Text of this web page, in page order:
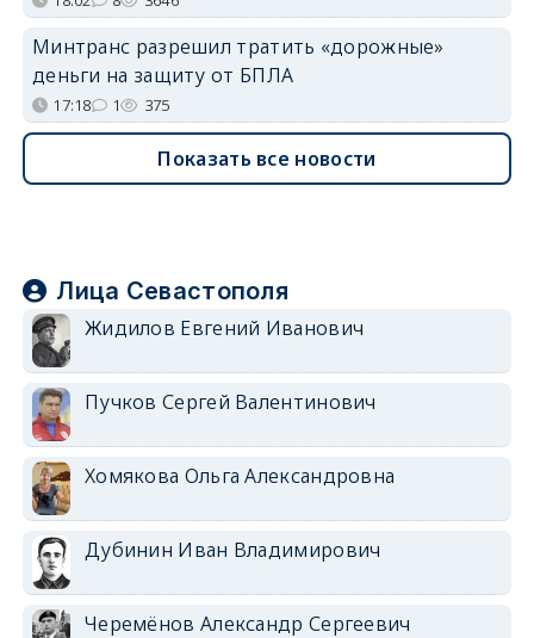
Минтранс разрешил тратить «дорожные»
деньги на защиту от БПЛА
17:18 1 375
Показать все новости
Лица Севастополя
Жидилов Евгений Иванович
Пучков Сергей Валентинович
Хомякова Ольга Александровна
Дубинин Иван Владимирович
Черемёнов Александр Сергеевич